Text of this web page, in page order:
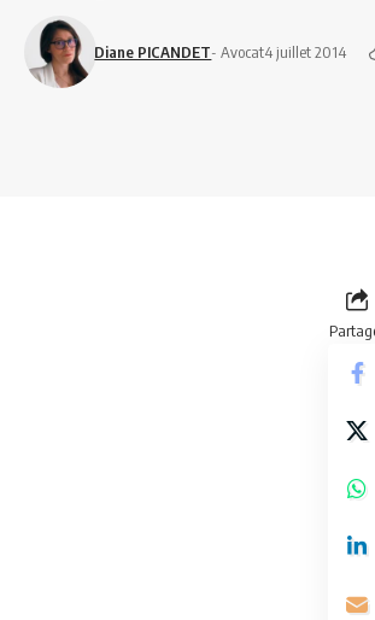
Diane PICANDET- Avocat4 juillet 2014